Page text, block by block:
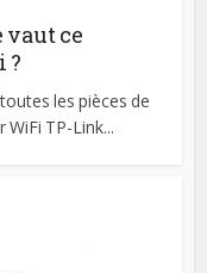
vaut ce
?
les pièces de
TP-Link...